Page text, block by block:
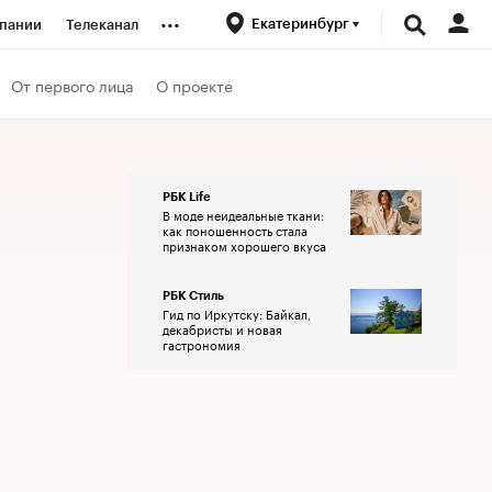
Телеканал ... Екатеринбург
От первого лица О проекте
РБК Life
В моде неидеальные ткани:
как поношенность стала
признаком хорошего вкуса
РБК Стиль
Гид по Иркутску: Байкал,
декабристы и новая
гастрономия